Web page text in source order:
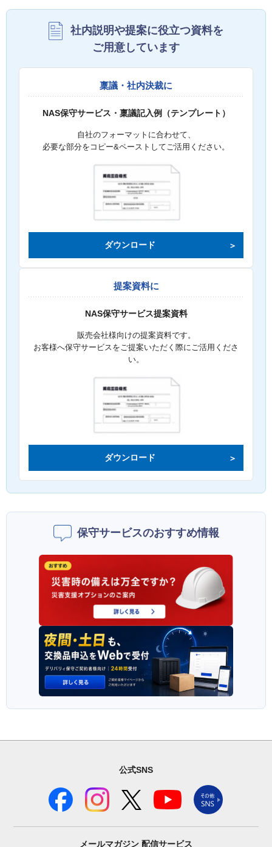
社内説明や提案に役立つ資料を
ご用意しています
稟議・社内決裁に
NAS保守サービス・稟議記入例（テンプレート）
自社のフォーマットに合わせて、
必要な部分をコピー&ペーストしてご活用ください。
ダウンロード
提案資料に
NAS保守サービス提案資料
販売会社様向けの提案資料です。
お客様へ保守サービスをご提案いただく際にご活用くださ
い。
ダウンロード
保守サービスのおすすめ情報
公式SNS
メールマガジン 配信サービス